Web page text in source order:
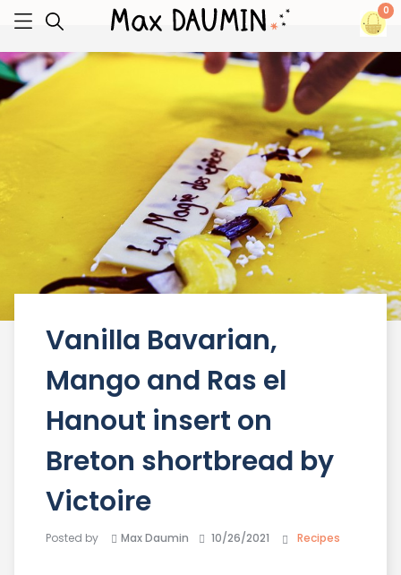
0
Vanilla Bavarian,
Mango and Ras el
Hanout insert on
Breton shortbread by
Victoire
Posted by Max Daumin 10/26/2021 Recipes